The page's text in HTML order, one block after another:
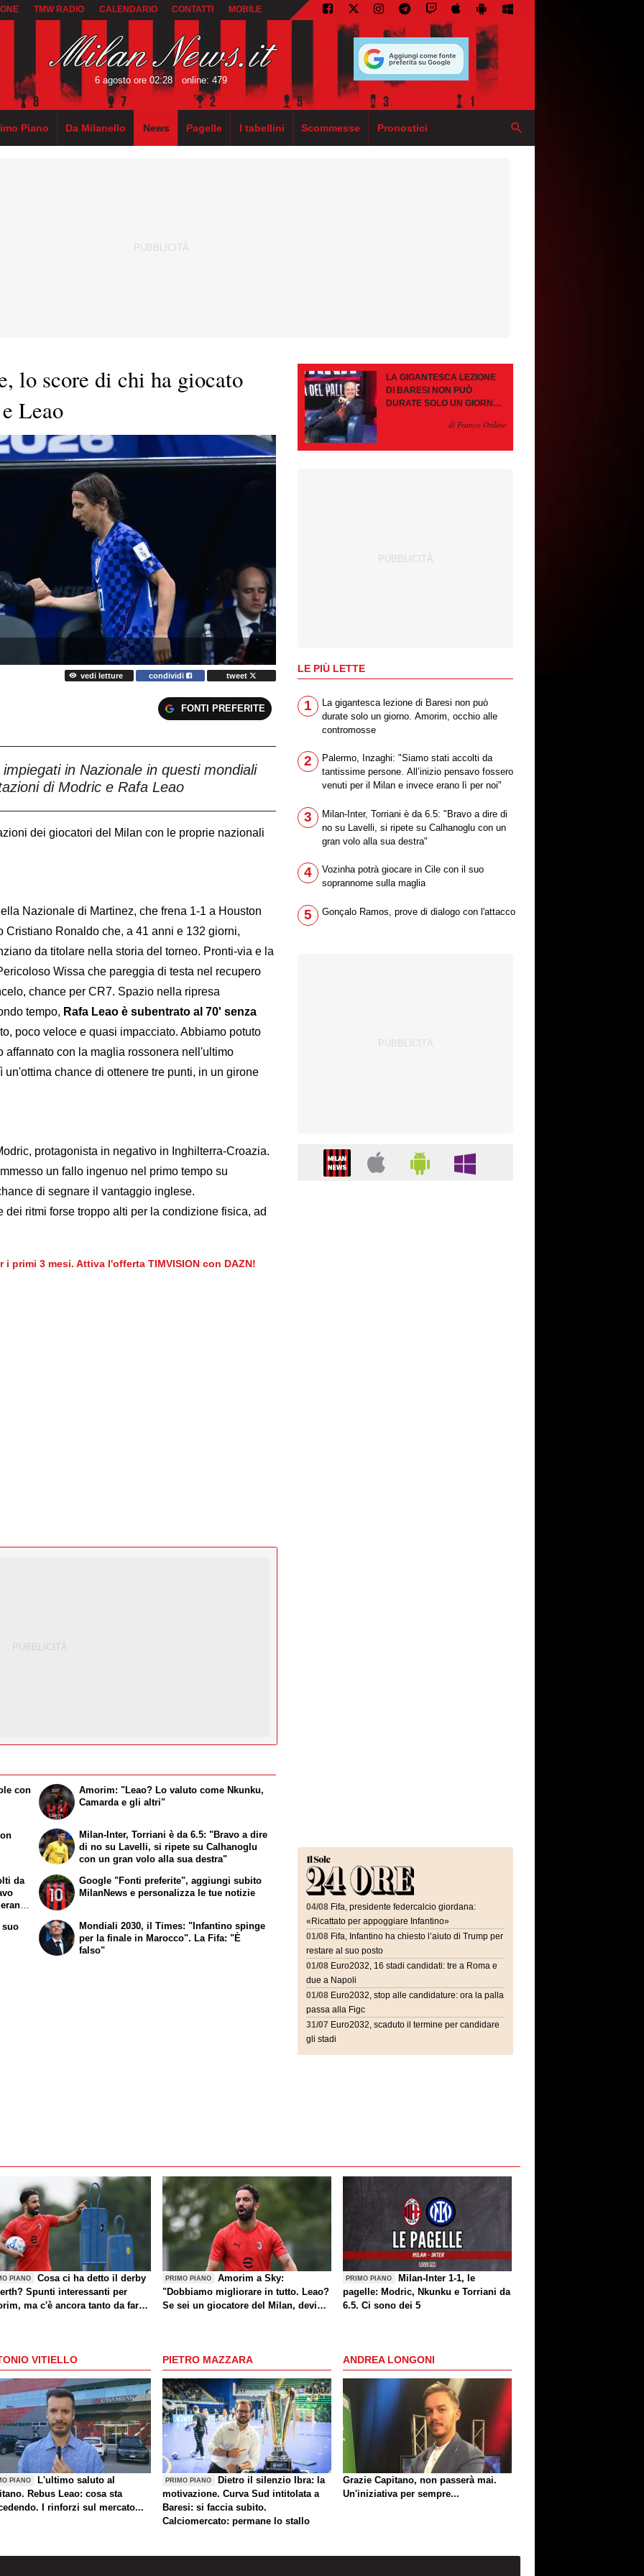
TMW RADIO CALENDARIO CONTATTI MOBILE
6 agosto ore 02:28 online: 479
Piano Da Milanello News Pagelle I tabellini Scommesse Pronostici
lo score di chi ha giocato
Leao
vedi letture condividi tweet
FONTI PREFERITE
in Nazionale in questi mondiali
di Modric e Rafa Leao
dei giocatori del Milan con le proprie nazionali
Nazionale di Martinez, che frena 1-1 a Houston
Cristiano Ronaldo che, a 41 anni e 132 giorni,
da titolare nella storia del torneo. Pronti-via e la
Wissa che pareggia di testa nel recupero
chance per CR7. Spazio nella ripresa
tempo, Rafa Leao è subentrato al 70' senza
poco veloce e quasi impacciato. Abbiamo potuto
affannato con la maglia rossonera nell'ultimo
chance di ottenere tre punti, in un girone
protagonista in negativo in Inghilterra-Croazia.
un fallo ingenuo nel primo tempo su
di segnare il vantaggio inglese.
ritmi forse troppo alti per la condizione fisica, ad
i primi 3 mesi. Attiva l'offerta TIMVISION con DAZN!
con
Amorim: "Leao? Lo valuto come Nkunku,
Camarda e gli altri"
Milan-Inter, Torriani è da 6.5: "Bravo a dire
di no su Lavelli, si ripete su Calhanoglu
con un gran volo alla sua destra"
da
suo
Google "Fonti preferite", aggiungi subito
MilanNews e personalizza le tue notizie
Mondiali 2030, il Times: "Infantino spinge
per la finale in Marocco". La Fifa: "È
falso"
LA GIGANTESCA LEZIONE
DI BARESI NON PUÒ
DURATE SOLO UN GIORNO.
CONTROMOSSEdi Franco Ordine
LE PIÙ LETTE
1
La gigantesca lezione di Baresi non può
durate solo un giorno. Amorim, occhio alle
contromosse
2
Palermo, Inzaghi: "Siamo stati accolti da
tantissime persone. All’inizio pensavo fossero
venuti per il Milan e invece erano lì per noi"
3
Milan-Inter, Torriani è da 6.5: "Bravo a dire di
no su Lavelli, si ripete su Calhanoglu con un
gran volo alla sua destra"
4
Vozinha potrà giocare in Cile con il suo
soprannome sulla maglia
5 Gonçalo Ramos, prove di dialogo con l'attacco
04/08 Fifa, presidente federcalcio giordana:
«Ricattato per appoggiare Infantino»
01/08 Fifa, Infantino ha chiesto l’aiuto di Trump per
restare al suo posto
01/08 Euro2032, 16 stadi candidati: tre a Roma e
due a Napoli
01/08 Euro2032, stop alle candidature: ora la palla
passa alla Figc
31/07 Euro2032, scaduto il termine per candidare
gli stadi
PIANO
Cosa ci ha detto il derby
Spunti interessanti per
ma c'è ancora tanto da fare
PRIMO PIANO
Amorim a Sky:
"Dobbiamo migliorare in tutto. Leao?
Se sei un giocatore del Milan, devi
PRIMO PIANO
Milan-Inter 1-1, le
pagelle: Modric, Nkunku e Torriani da
6.5. Ci sono dei 5
VITIELLO
PIANO
L'ultimo saluto al
Rebus Leao: cosa sta
I rinforzi sul mercato...
PIETRO MAZZARA
PRIMO PIANO
Dietro il silenzio Ibra: la
motivazione. Curva Sud intitolata a
Baresi: si faccia subito.
Calciomercato: permane lo stallo
ANDREA LONGONI
Grazie Capitano, non passerà mai.
Un'iniziativa per sempre...